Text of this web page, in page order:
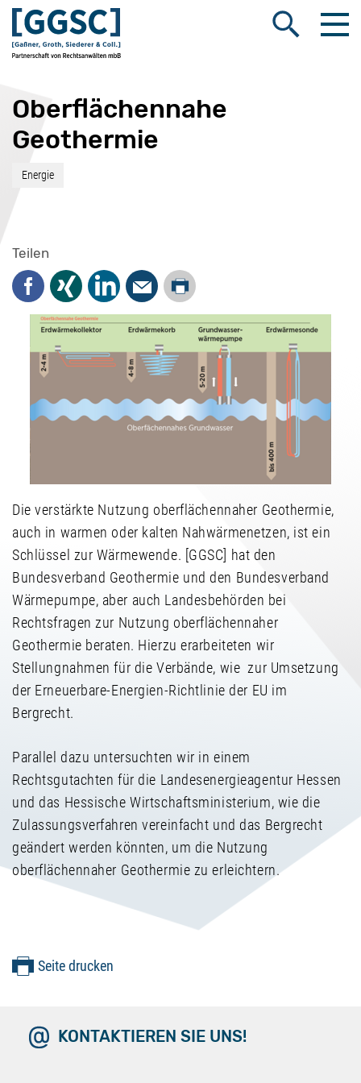
Suche öffnen
Oberflächennahe
Geothermie
Energie
Teilen
Facebook
Xing LinkedInMail Drucken
Die verstärkte Nutzung oberflächennaher Geothermie,
auch in warmen oder kalten Nahwärmenetzen, ist ein
Schlüssel zur Wärmewende. [GGSC] hat den
Bundesverband Geothermie und den Bundesverband
Wärmepumpe, aber auch Landesbehörden bei
Rechtsfragen zur Nutzung oberflächennaher
Geothermie beraten. Hierzu erarbeiteten wir
Stellungnahmen für die Verbände, wie zur Umsetzung
der Erneuerbare-Energien-Richtlinie der EU im
Bergrecht.
Parallel dazu untersuchten wir in einem
Rechtsgutachten für die Landesenergieagentur Hessen
und das Hessische Wirtschaftsministerium, wie die
Zulassungsverfahren vereinfacht und das Bergrecht
geändert werden könnten, um die Nutzung
oberflächennaher Geothermie zu erleichtern.
Seite drucken
KONTAKTIEREN SIE UNS!